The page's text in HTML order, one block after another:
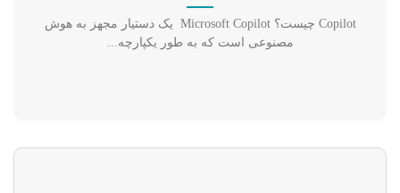
Copilot چیست؟ Microsoft Copilot یک دستیار مجهز به هوش
مصنوعی است که به طور یکپارچه...